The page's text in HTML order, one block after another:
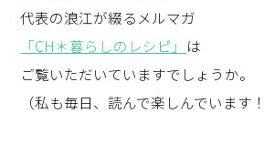
代表の浪江が綴るメルマガ
「CH＊暮らしのレシピ」 は
ご覧いただいていますでしょうか。
（私も毎日、読んで楽しんでいます！